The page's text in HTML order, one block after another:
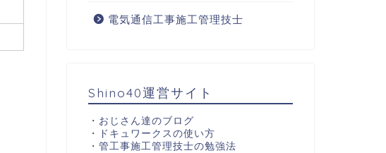
電気通信工事施工管理技士
Shino40運営サイト
・ おじさん達のブログ
・
ドキュワークスの使い方
・ 管工事施工管理技士の勉強法